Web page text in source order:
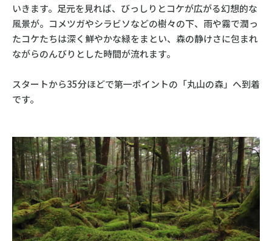
いきます。足元を見れば、びっしりとコケが広がる幻想的な
風景が。コメツガやシラビソなどの樹々の下、雨や霧で潤っ
たコケたちは深く鮮やかな緑をまとい、森の静けさに包まれ
ながらのんびりとした時間が流れます。
スタートから35分ほどで第一ポイントの「丸山の森」へ到着
です。